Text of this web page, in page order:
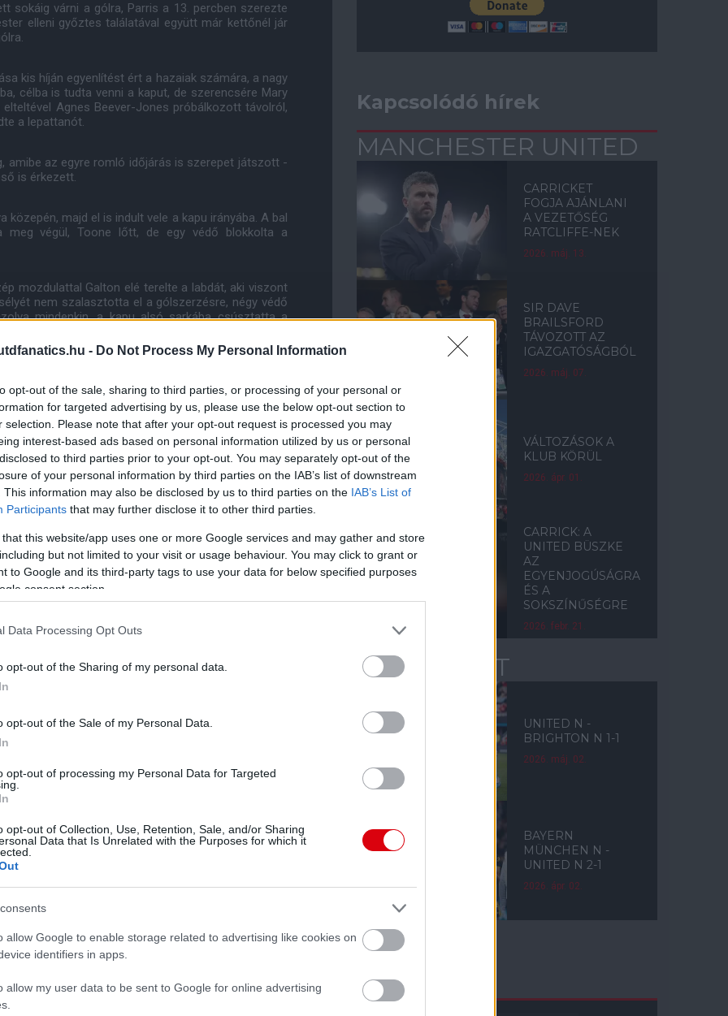
- Do Not Process My Personal Information
opt-out of the sale, sharing to third parties, or processing of your personal or
for targeted advertising by us, please use the below opt-out section to
selection. Please note that after your opt-out request is processed you may
interest-based ads based on personal information utilized by us or personal
to third parties prior to your opt-out. You may separately opt-out of the
of your personal information by third parties on the IAB’s list of downstream
This information may also be disclosed by us to third parties on the IAB’s List of
Participants that may further disclose it to other third parties.
that this website/app uses one or more Google services and may gather and store
but not limited to your visit or usage behaviour. You may click to grant or
to Google and its third-party tags to use your data for below specified purposes
consent section.
Data Processing Opt Outs
opt-out of the Sharing of my personal data.
opt-out of the Sale of my Personal Data.
opt-out of processing my Personal Data for Targeted
opt-out of Collection, Use, Retention, Sale, and/or Sharing
Data that Is Unrelated with the Purposes for which it
allow Google to enable storage related to advertising like cookies on
identifiers in apps.
allow my user data to be sent to Google for online advertising
sokáig várni a gólra, Parris a 13. percben szerezte
elleni győztes találatával együtt már kettőnél jár
kis híján egyenlítést ért a hazaiak számára, a nagy
célba is tudta venni a kaput, de szerencsére Mary
Agnes Beever-Jones próbálkozott távolról,
a lepattanót.
amibe az egyre romló időjárás is szerepet játszott -
is érkezett.
majd el is indult vele a kapu irányába. A bal
meg végül, Toone lőtt, de egy védő blokkolta a
mozdulattal Galton elé terelte a labdát, aki viszont
nem szalasztotta el a gólszerzésre, négy védő
mindenkin, a kapu alsó sarkába csúsztatta a
az Everton csapatának. A labdát az
találta el a labdát, ami meg sem állt a felső
a United kapusát, amikor Karen Holmgaard
tudott kifogni - kinyújtott lábbal hárított, ezzel egy
86), Turner, Thorisdottir; Zelem; Garcia (Russo
Risa 86).
on is!
működését!
Kapcsolódó hírek
MANCHESTER UNITED
CARRICKET
FOGJA AJÁNLANI
A VEZETŐSÉG
RATCLIFFE-NEK
2026. máj. 13.
SIR DAVE
BRAILSFORD
TÁVOZOTT AZ
IGAZGATÓSÁGBÓL
2026. máj. 07.
VÁLTOZÁSOK A
KLUB KÖRÜL
2026. ápr. 01.
CARRICK: A
UNITED BÜSZKE
AZ
EGYENJOGÚSÁGRA
ÉS A
SOKSZÍNŰSÉGRE
2026. febr. 21.
NŐI CSAPAT
UNITED N -
BRIGHTON N 1-1
2026. máj. 02.
BAYERN
MÜNCHEN N -
UNITED N 2-1
2026. ápr. 02.